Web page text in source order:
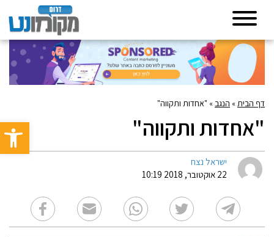
פתח
דף הבית» הנגב» "אחדות ותקווה"
"אחדות ותקווה"
ישראל נצח
22 אוקטובר, 2018 10:19